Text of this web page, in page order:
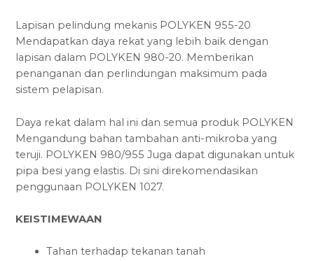
Lapisan pelindung mekanis POLYKEN 955-20
Mendapatkan daya rekat yang lebih baik dengan
lapisan dalam POLYKEN 980-20. Memberikan
penanganan dan perlindungan maksimum pada
sistem pelapisan.
Daya rekat dalam hal ini dan semua produk POLYKEN
Mengandung bahan tambahan anti-mikroba yang
teruji. POLYKEN 980/955 Juga dapat digunakan untuk
pipa besi yang elastis. Di sini direkomendasikan
penggunaan POLYKEN 1027.
KEISTIMEWAAN
Tahan terhadap tekanan tanah